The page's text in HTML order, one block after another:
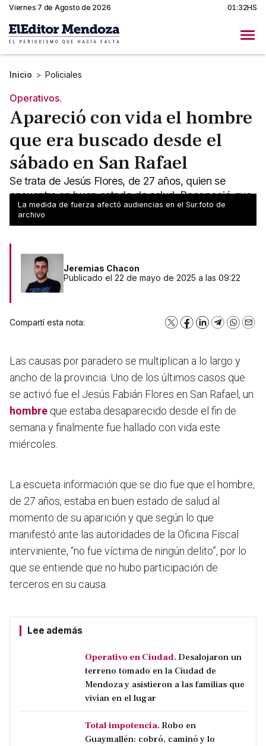
Viernes 7 de Agosto de 2026 01:32HS
Inicio > Policiales
Operativos.
Apareció con vida el hombre
que era buscado desde el
sábado en San Rafael
Se trata de Jesús Flores, de 27 años, quien se
encuentra en buen estado de salud. Reconoció que
no fue víctima de ningún tipo de delito.
La medida de fuerza afectó audiencias en el Sur.foto de
archivo
Jeremias Chacon
Publicado el 22 de mayo de 2025 a las 09:22
Compartí esta nota: X Facebook
LinkedInTelegram
Las causas por paradero se multiplican a lo largo y
ancho de la provincia. Uno de los últimos casos que
se activó fue el Jesús Fabián Flores en San Rafael, un
hombre que estaba desaparecido desde el fin de
semana y finalmente fue hallado con vida este
miércoles.
La escueta información que se dio fue que el hombre,
de 27 años, estaba en buen estado de salud al
momento de su aparición y que según lo que
manifestó ante las autoridades de la Oficina Fiscal
interviniente, “no fue víctima de ningún delito”, por lo
que se entiende que no hubo participación de
terceros en su causa.
Lee además
Operativo en Ciudad. Desalojaron un
terreno tomado en la Ciudad de
Mendoza y asistieron a las familias que
vivían en el lugar
Total impotencia. Robo en
Guaymallén: cobró, caminó y lo